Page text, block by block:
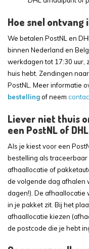
Hoe snel ontvang
We betalen PostNL en
binnen Nederland en
werkdagen tot 17:30 uur,
huis hebt. Zendingen
PostNL. Meer informatie
bestellingof neem
Liever niet thuis
een PostNL of
Als je kiest voor een
bestelling als
afhaallocatie of
de volgende dag afhalen
dagen!). De afhaallocatie
in je pakket zit. Bij het
afhaallocatie kiezen
de postcode die je hebt